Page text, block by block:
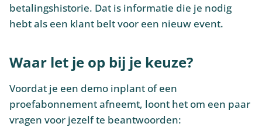
betalingshistorie. Dat is informatie die je nodig
hebt als een klant belt voor een nieuw event.
Waar let je op bij je keuze?
Voordat je een demo inplant of een
proefabonnement afneemt, loont het om een paar
vragen voor jezelf te beantwoorden: